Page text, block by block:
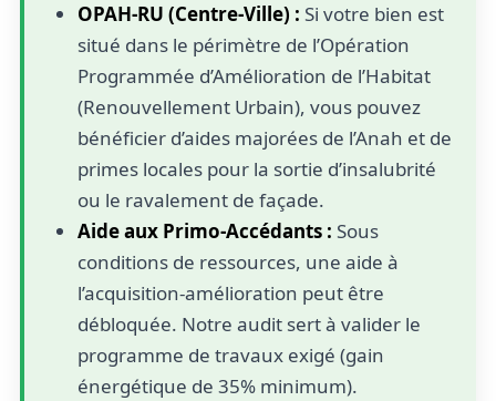
OPAH-RU (Centre-Ville) : Si votre bien est
situé dans le périmètre de l’Opération
Programmée d’Amélioration de l’Habitat
(Renouvellement Urbain), vous pouvez
bénéficier d’aides majorées de l’Anah et de
primes locales pour la sortie d’insalubrité
ou le ravalement de façade.
Aide aux Primo-Accédants : Sous
conditions de ressources, une aide à
l’acquisition-amélioration peut être
débloquée. Notre audit sert à valider le
programme de travaux exigé (gain
énergétique de 35% minimum).